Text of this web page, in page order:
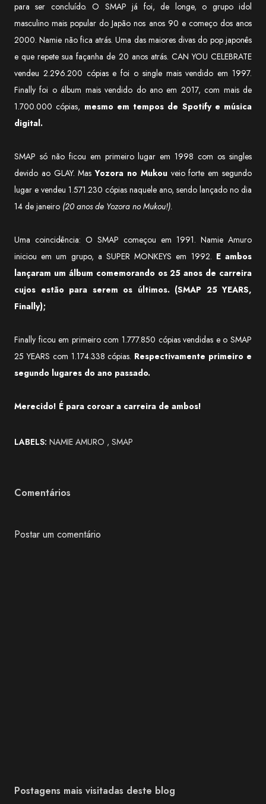
para ser concluído. O SMAP já foi, de longe, o grupo idol
masculino mais popular do Japão nos anos 90 e começo dos anos
2000. Namie não fica atrás. Uma das maiores divas do pop japonês
e que repete sua façanha de 20 anos atrás. CAN YOU CELEBRATE
vendeu 2.296.200 cópias e foi o single mais vendido em 1997.
Finally foi o álbum mais vendido do ano em 2017, com mais de
1.700.000 cópias, mesmo em tempos de Spotify e música
digital.
SMAP só não ficou em primeiro lugar em 1998 com os singles
devido ao GLAY. MasYozora no Mukou veio forte em segundo
lugar e vendeu 1.571.230 cópias naquele ano, sendo lançado no dia
14 de janeiro (20 anos de Yozora no Mukou!).
Uma coincidência: O SMAP começou em 1991. Namie Amuro
iniciou em um grupo, a SUPER MONKEYS em 1992. E ambos
lançaram um álbum comemorando os 25 anos de carreira
cujos estão para serem os últimos. (SMAP 25 YEARS,
Finally);
Finally ficou em primeiro com 1.777.850 cópias vendidas e o SMAP
25 YEARS com 1.174.338 cópias. Respectivamente primeiro e
segundo lugares do ano passado.
Merecido! É para coroar a carreira de ambos!
LABELS: NAMIE AMURO SMAP
Comentários
Postar um comentário
Postagens mais visitadas deste blog